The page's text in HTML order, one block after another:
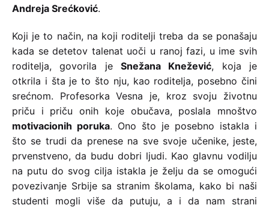
Andreja Srećković.
Koji je to način, na koji roditelji treba da se ponašaju
kada se detetov talenat uoči u ranoj fazi, u ime svih
roditelja, govorila je Snežana Knežević, koja je
otkrila i šta je to što nju, kao roditelja, posebno čini
srećnom. Profesorka Vesna je, kroz svoju životnu
priču i priču onih koje obučava, poslala mnoštvo
motivacionih poruka. Ono što je posebno istakla i
što se trudi da prenese na sve svoje učenike, jeste,
prvenstveno, da budu dobri ljudi. Kao glavnu vodilju
na putu do svog cilja istakla je želju da se omogući
povezivanje Srbije sa stranim školama, kako bi naši
studenti mogli više da putuju, a i da nam strani